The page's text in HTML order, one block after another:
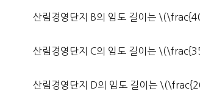
산림경영단지 B의 임도 길이는
산림경영단지 C의 임도 길이는
산림경영단지 D의 임도 길이는